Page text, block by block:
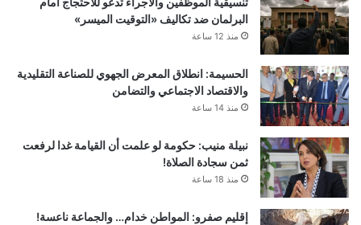
البرلمان ضد تكاليف «التوقيت الميسر»
منذ 12 ساعة
الحسيمة: انطلاق المعرض الجهوي للصناعة التقليدية
والاقتصاد الاجتماعي والتضامن
منذ 14 ساعة
نبيلة منيب: حكومة لو علمت أن القيامة غدا لرفعت
ثمن سجادة الصلاة!
منذ 18 ساعة
إقليم صفرو: المواطن خدام… والجماعة ناعسة!